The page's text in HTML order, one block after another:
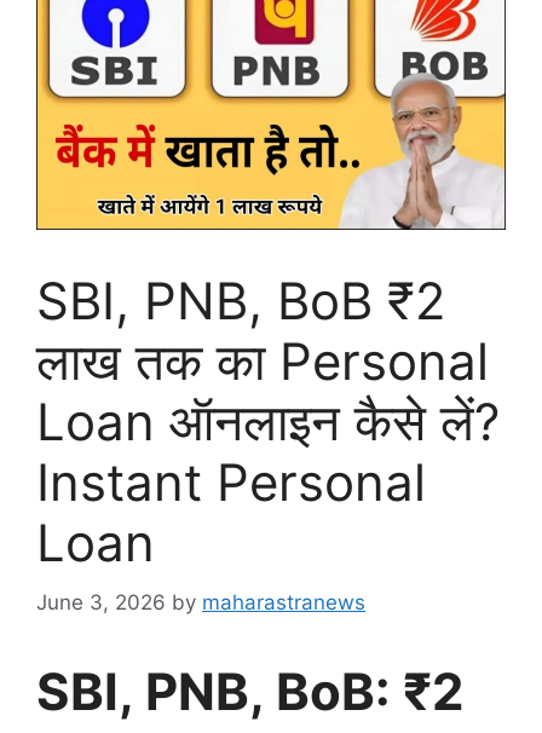
SBI, PNB, BoB ₹2
लाख तक का Personal
Loan ऑनलाइन कैसे लें?
Instant Personal
Loan
June 3, 2026 by maharastranews
SBI, PNB, BoB: ₹2